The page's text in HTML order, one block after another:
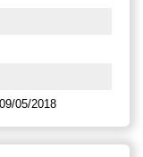
09/05/2018